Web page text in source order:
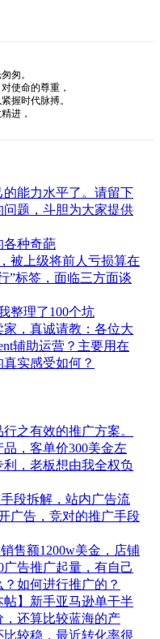
匆。
使命的尊重，
握时代脉搏。
进，
能力水平了。请留下
题，斗胆为大家提供
各种奇葩
被上级将前人亏损算在
”标签，面临三方面谈
整理了100个坑
，真诚请教：各位大
辅助运营？主要用在
实感受如何？
之有效的推广方案。
，客单价300美金左
，老板想由我全权负
段拆解，站内广告流
广告，竞对的推广手段
售额1200w美金，店铺
告推广起量，有自己
如何进行推广的？
帖】新手亚马逊单干半
还算比较蓝海的产
较稳，最近转化率很